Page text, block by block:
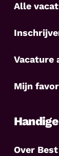
Alle
Vacature
Mijn
Over